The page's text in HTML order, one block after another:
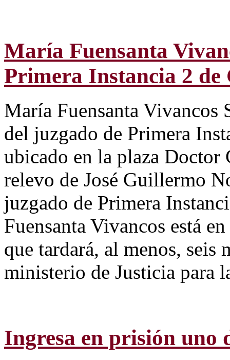
María Fuensanta
Primera Instancia 2 de
María Fuensanta Vivancos
del juzgado de Primera
ubicado en la plaza Doctor
relevo de José Guillermo
juzgado de Primera
Fuensanta Vivancos está
que tardará, al menos, seis
ministerio de Justicia para
Ingresa en prisión uno